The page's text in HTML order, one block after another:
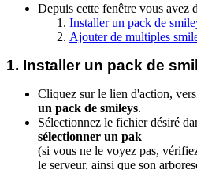
Depuis cette fenêtre vous avez
Installer un pack de
Ajouter de multiples
1. Installer un pack de
Cliquez sur le lien d'action,
un pack de smileys.
Sélectionnez le fichier désiré
sélectionner un pak
(si vous ne le voyez pas,
le serveur, ainsi que son